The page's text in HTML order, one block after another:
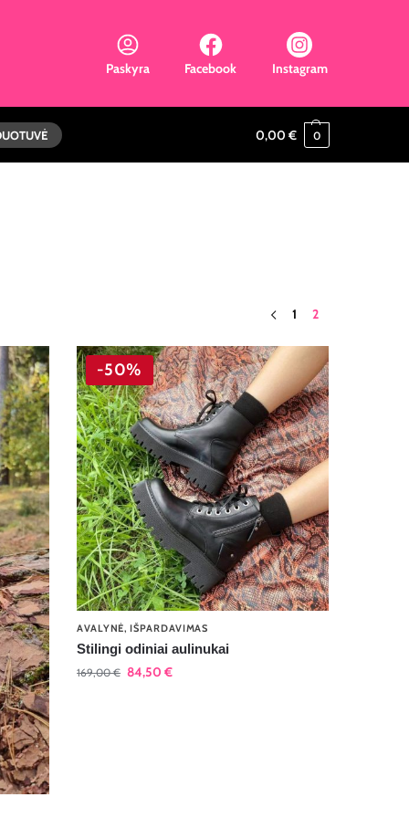
Paskyra Facebook Instagram
0,00 € 0
1 2
-50%
AVALYNĖ,IŠPARDAVIMAS
Stilingi odiniai aulinukai
169,00€ 84,50€